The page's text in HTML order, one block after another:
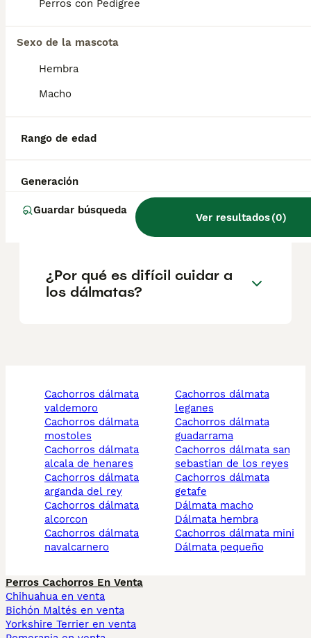
Perros con Pedigree
Sexo de la mascota
Hembra
Macho
Rango de edad
Generación
Guardar búsqueda
Ver resultados(0)
¿Cuántos cachorros tiene
¿Cuántos años suelen vivir
¿Los dálmatas se enferman
fácilmente?
¿Por qué es difícil cuidar a
los dálmatas?
cachorros dálmata
valdemoro
cachorros dálmata
mostoles
cachorros dálmata
alcala de henares
cachorros dálmata
arganda del rey
cachorros dálmata
alcorcon
cachorros dálmata
navalcarnero
cachorros dálmata
leganes
cachorros dálmata
guadarrama
cachorros dálmata san
sebastian de los reyes
cachorros dálmata
getafe
dálmata macho
dálmata hembra
cachorros dálmata mini
dálmata pequeño
Perros Cachorros En Venta
Chihuahua en venta
Bichón Maltés en venta
Yorkshire Terrier en venta